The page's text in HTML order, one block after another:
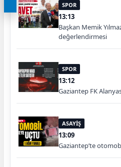
SPOR
13:13
Başkan Memik
değerlendirmesi
SPOR
13:12
Gaziantep FK
ASAYİŞ
13:09
Gaziantep’te